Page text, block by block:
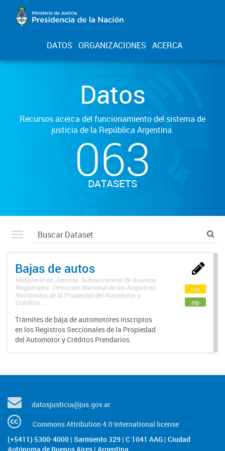
DATOS ORGANIZACIONES ACERCA
Datos
Recursos acerca del funcionamiento del sistema de
justicia de la República Argentina.
063
DATASETS
Bajas de autos
Ministerio de Justicia. Subsecretaría de Asuntos
Registrales. Dirección Nacional de los Registros
Nacionales de la Propiedad del Automotor y
Créditos ...
Trámites de baja de automotores inscriptos
en los Registros Seccionales de la Propiedad
del Automotor y Créditos Prendarios
csv
zip
datosjusticia@jus.gov.ar
Commons Attribution 4.0 International license
(+5411) 5300-4000 | Sarmiento 329 | C 1041 AAG | Ciudad